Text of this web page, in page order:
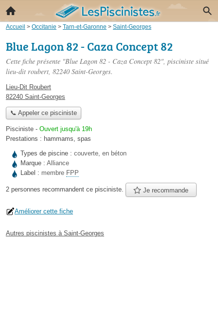
Accueil > Occitanie > Tarn-et-Garonne > Saint-Georges
Blue Lagon 82 - Caza Concept 82
Cette fiche présente "Blue Lagon 82 - Caza Concept 82", pisciniste situé
lieu-dit roubert, 82240 Saint-Georges.
Lieu-Dit Roubert
82240 Saint-Georges
📞 Appeler ce pisciniste
Pisciniste - Ouvert jusqu'à 19h
Prestations : hammams, spas
Types de piscine : couverte, en béton
Marque : Alliance
Label : membre FPP
2 personnes recommandent ce pisciniste. Je recommande
Améliorer cette fiche
Autres piscinistes à Saint-Georges